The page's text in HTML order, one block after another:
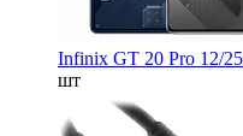
Infinix GT 20 Pro 12/
шт